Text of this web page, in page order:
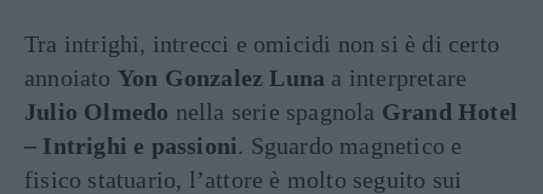
Tra intrighi, intrecci e omicidi non si è di certo
annoiato Yon Gonzalez Luna a interpretare
Julio Olmedo nella serie spagnola Grand Hotel
– Intrighi e passioni. Sguardo magnetico e
fisico statuario, l’attore è molto seguito sui